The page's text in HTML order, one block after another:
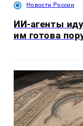
Новости России
ИИ-агенты
им готова